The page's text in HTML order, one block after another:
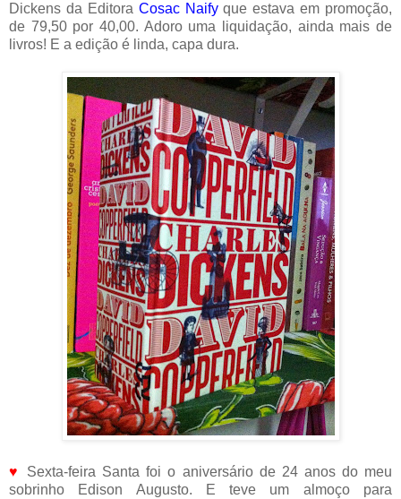
Dickens da Editora Cosac Naifyque estava em promoção,
de 79,50 por 40,00. Adoro uma liquidação, ainda mais de
livros! E a edição é linda, capa dura.
♥ Sexta-feira Santa foi o aniversário de 24 anos do meu
sobrinho Edison Augusto. E teve um almoço para